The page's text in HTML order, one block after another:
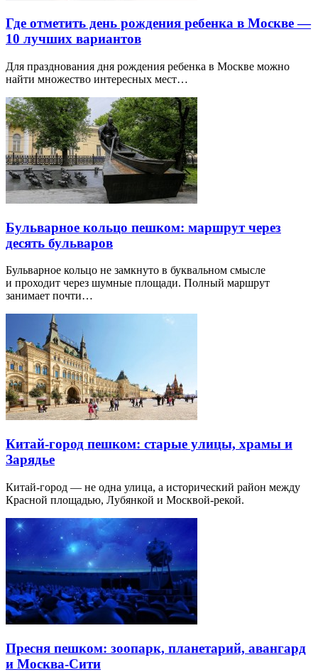
Где отметить день рождения ребенка в Москве —
10 лучших вариантов
Для празднования дня рождения ребенка в Москве можно
найти множество интересных мест…
Бульварное кольцо пешком: маршрут через
десять бульваров
Бульварное кольцо не замкнуто в буквальном смысле
и проходит через шумные площади. Полный маршрут
занимает почти…
Китай-город пешком: старые улицы, храмы и
Зарядье
Китай-город — не одна улица, а исторический район между
Красной площадью, Лубянкой и Москвой-рекой.
Пресня пешком: зоопарк, планетарий, авангард
и Москва-Сити